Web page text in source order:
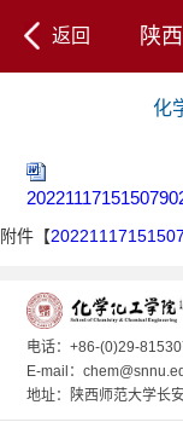
陕
返回
化
附件【
电话：+86-(0)29-
E-mail：
地址：陕西师范大学长